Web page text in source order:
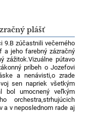
plášť
9.B zúčastnili večerného
a jeho farebný zázračný
zážitok.Vizuálne pútavo
príbeh o Jozefovi
a nenávisti,o zrade
sen napriek všetkým
bol umocnený veľkým
orchestra,strhujúcich
a v neposlednom rade aj